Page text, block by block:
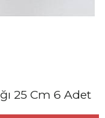
25 Cm 6 Adet